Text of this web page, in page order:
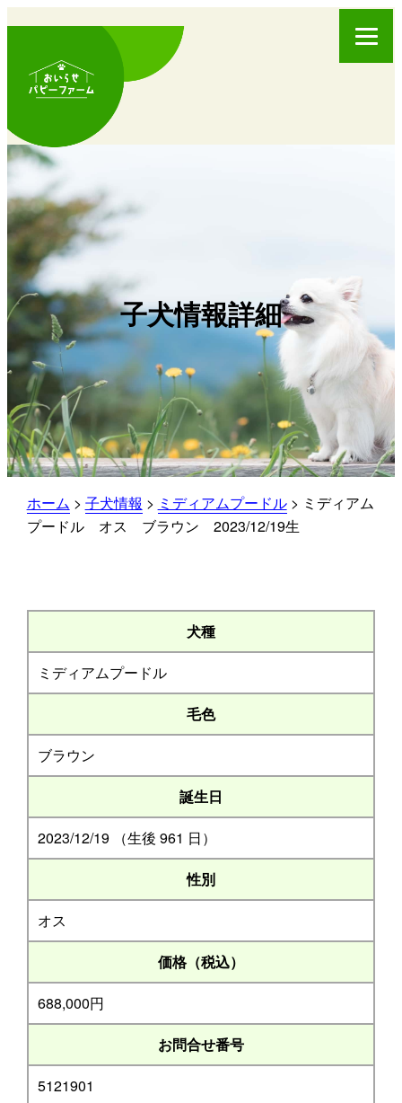
子犬情報詳細
ホーム > 子犬情報 > ミディアムプードル> ミディアム
プードル オス ブラウン 2023/12/19生
犬種
ミディアムプードル
毛色
ブラウン
誕生日
2023/12/19 （生後 961 日）
性別
オス
価格（税込）
688,000円
お問合せ番号
5121901